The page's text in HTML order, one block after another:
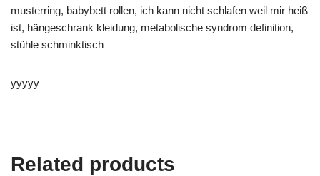
musterring, babybett rollen, ich kann nicht schlafen weil mir heiß
ist, hängeschrank kleidung, metabolische syndrom definition,
stühle schminktisch
yyyyy
Related products